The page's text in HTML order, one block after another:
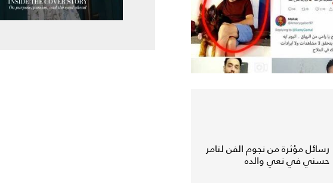
رسائل مؤثرة من نجوم الفن لتامر
حسني في نعي والده